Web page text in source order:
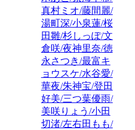
真村ミオ/藤間麗/
湯町深/小泉蓮/桜
田雛/杉しっぽ/文
倉咲/夜神里奈/徳
永さつき/最富キ
ョウスケ/水谷愛/
華夜/朱神宝/登田
好美/三つ葉優雨/
美咲りょう/小田
切渚/左右田もも/